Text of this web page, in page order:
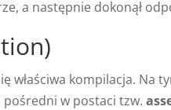
a następnie dokonął
właściwa kompilacja. Na
pośredni w postaci tzw.